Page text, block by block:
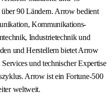
90 Ländern. Arrow bedient
Kommunikations-
Industrietechnik und
und Herstellern bietet Arrow
und technischer Expertise
Arrow ist ein Fortune-500
weltweit.